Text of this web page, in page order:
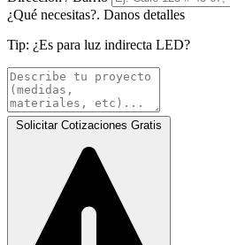
¿Qué necesitas?. Danos detalles
Tip: ¿Es para luz indirecta LED?
Solicitar Cotizaciones Gratis